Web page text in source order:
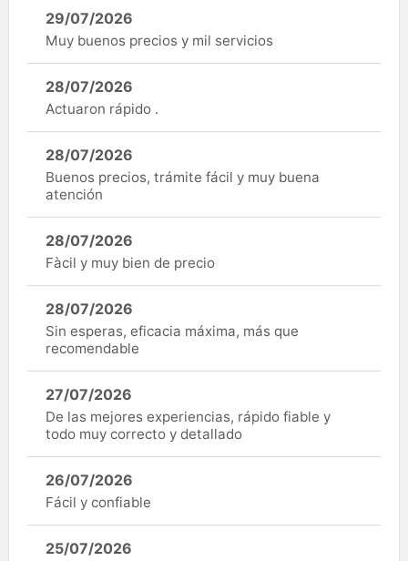
29/07/2026
Muy buenos precios y mil servicios
28/07/2026
Actuaron rápido .
28/07/2026
Buenos precios, trámite fácil y muy buena
atención
28/07/2026
Fàcil y muy bien de precio
28/07/2026
Sin esperas, eficacia máxima, más que
recomendable
27/07/2026
De las mejores experiencias, rápido fiable y
todo muy correcto y detallado
26/07/2026
Fácil y confiable
25/07/2026